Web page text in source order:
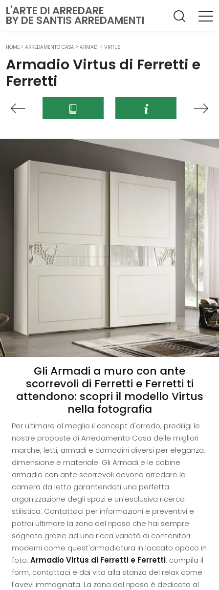
L'ARTE DI ARREDARE
BY DE SANTIS ARREDAMENTI
HOME > ARREDAMENTO CASA > ARMADI > VIRTUS
Armadio Virtus di Ferretti e
Ferretti
Gli Armadi a muro con ante
scorrevoli di Ferretti e Ferretti ti
attendono: scopri il modello Virtus
nella fotografia
Per ultimare al meglio il concept d'arredo, prediligi le
nostre proposte di Arredamento Casa delle migliori
marche, letti, armadi e comodini diversi per eleganza,
dimensione e materiale. Gli Armadi e le cabine
armadio con ante scorrevoli devono arredare la
camera da letto garantendoti una perfetta
organizzazione degli spazi e un'esclusiva ricerca
stilistica. Contattaci per informazioni e preventivi e
potrai ultimare la zona del riposo che hai sempre
sognato grazie ad una ricca varietà di contenitori
moderni come quest'armadiatura in laccato opaco in
foto. Armadio Virtus di Ferretti e Ferretti: compila il
form, contattaci e dai vita alla stanza del relax come
l'avevi immaginata. La zona del riposo è dedicata al